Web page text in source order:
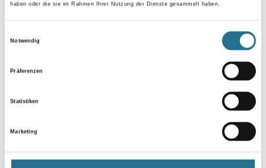
haben oder die sie im Rahmen Ihrer Nutzung der Dienste gesammelt haben.
Notwendig
Präferenzen
Statistiken
Marketing
Umrechnungsfaktoren